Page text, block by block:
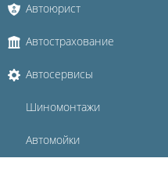
Автоюрист
Автострахование
Автосервисы
Шиномонтажи
Автомойки